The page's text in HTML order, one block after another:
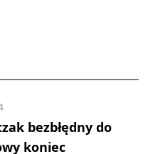
bezbłędny do
koniec